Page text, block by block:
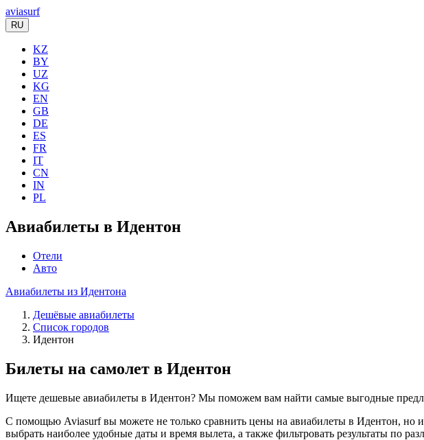
aviasurf
RU
KZ
BY
UZ
KG
EN
GB
DE
ES
FR
IT
CN
IN
PL
Авиабилеты в Идентон
Отели
Авто
Авиабилеты из Идентона
Дешёвые авиабилеты
Список городов
Идентон
Билеты на самолет в Идентон
Ищете дешевые авиабилеты в Идентон? Мы поможем вам найти самые выгодные
С помощью Aviasurf вы можете не только сравнить цены на авиабилеты в Идентон, но
выбрать наиболее удобные даты и время вылета, а также фильтровать результаты по